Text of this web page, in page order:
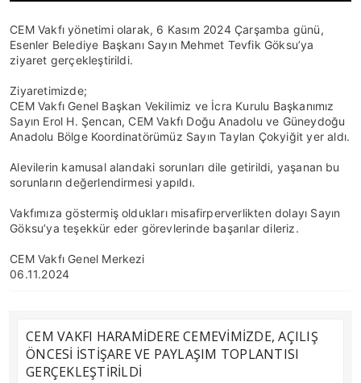
CEM Vakfı yönetimi olarak, 6 Kasım 2024 Çarşamba günü,
Esenler Belediye Başkanı Sayın Mehmet Tevfik Göksu’ya
ziyaret gerçekleştirildi.
Ziyaretimizde;
CEM Vakfı Genel Başkan Vekilimiz ve İcra Kurulu Başkanımız
Sayın Erol H. Şencan, CEM Vakfı Doğu Anadolu ve Güneydoğu
Anadolu Bölge Koordinatörümüz Sayın Taylan Çokyiğit yer aldı.
Alevilerin kamusal alandaki sorunları dile getirildi, yaşanan bu
sorunların değerlendirmesi yapıldı.
Vakfımıza göstermiş oldukları misafirperverlikten dolayı Sayın
Göksu’ya teşekkür eder görevlerinde başarılar dileriz.
CEM Vakfı Genel Merkezi
06.11.2024
CEM VAKFI HARAMİDERE CEMEVİMİZDE, AÇILIŞ
ÖNCESİ İSTİŞARE VE PAYLAŞIM TOPLANTISI
GERÇEKLEŞTİRİLDİ